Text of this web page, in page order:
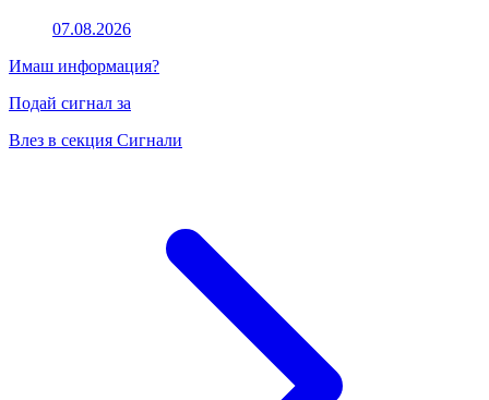
07.08.2026
Имаш информация?
Подай сигнал за
Влез в секция Сигнали